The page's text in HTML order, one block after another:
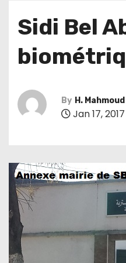
Sidi Bel
By H. Mahmoud
Jan 17, 2017